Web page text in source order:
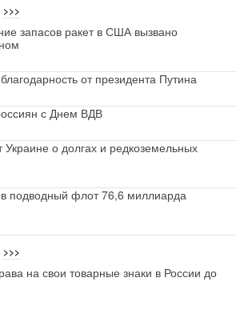
>>>
запасов ракет в США вызвано
от президента Путина
с Днем ВДВ
о долгах и редкоземельных
подводный флот 76,6 миллиарда
>>>
на свои товарные знаки в России до